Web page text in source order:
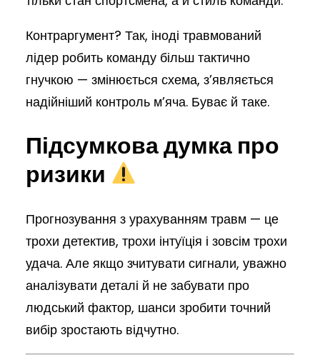
Контраргумент? Так, іноді травмований
лідер робить команду більш тактично
гнучкою — змінюється схема, з’являється
надійніший контроль м’яча. Буває й таке.
Підсумкова думка про
ризики
Прогнозування з урахуванням травм — це
трохи детектив, трохи інтуїція і зовсім трохи
удача. Але якщо зчитувати сигнали, уважно
аналізувати деталі й не забувати про
людський фактор, шанси зробити точний
вибір зростають відчутно.